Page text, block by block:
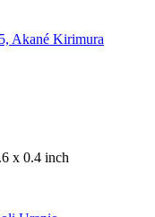
x 0.4 inch